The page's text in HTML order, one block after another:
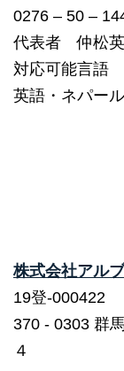
0276 – 50 –
代表者 仲松
対応可能言語
英語・ネパー
株式会社アル
19登-000422
370 ‐ 0303 群
４